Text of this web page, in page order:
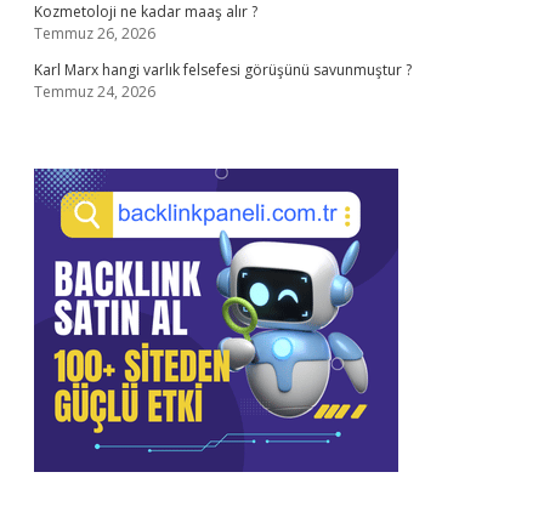
Kozmetoloji ne kadar maaş alır ?
Temmuz 26, 2026
Karl Marx hangi varlık felsefesi görüşünü savunmuştur ?
Temmuz 24, 2026